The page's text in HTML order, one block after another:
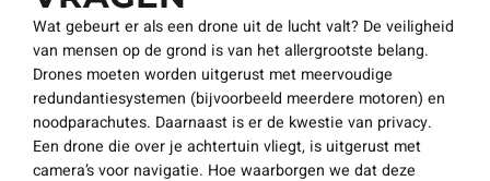
Wat gebeurt er als een drone uit de lucht valt? De veiligheid
van mensen op de grond is van het allergrootste belang.
Drones moeten worden uitgerust met meervoudige
redundantiesystemen (bijvoorbeeld meerdere motoren) en
noodparachutes. Daarnaast is er de kwestie van privacy.
Een drone die over je achtertuin vliegt, is uitgerust met
camera’s voor navigatie. Hoe waarborgen we dat deze